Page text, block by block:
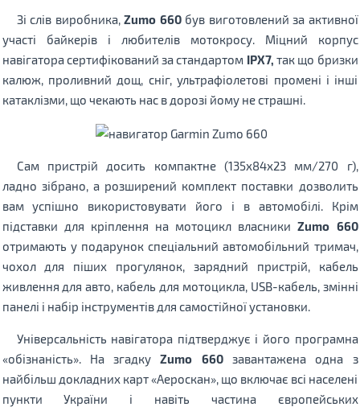
Зі слів виробника, Zumo 660був виготовлений за активної
участі байкерів і любителів мотокросу. Міцний корпус
навігатора сертифікований за стандартом IPX7, так що бризки
калюж, проливний дощ, сніг, ультрафіолетові промені і інші
катаклізми, що чекають нас в дорозі йому не страшні.
Сам пристрій досить компактне (135х84х23 мм/270 г),
ладно зібрано, а розширений комплект поставки дозволить
вам успішно використовувати його і в автомобілі. Крім
підставки для кріплення на мотоцикл власникиZumo 660
отримають у подарунок спеціальний автомобільний тримач,
чохол для піших прогулянок, зарядний пристрій, кабель
живлення для авто, кабель для мотоцикла, USB-кабель, змінні
панелі і набір інструментів для самостійної установки.
Універсальність навігатора підтверджує і його програмна
«обізнаність». На згадкуZumo 660завантажена одна з
найбільш докладних карт «Аероскан», що включає всі населені
пункти України і навіть частина європейських